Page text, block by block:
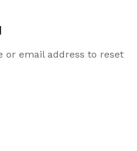
or email address to reset